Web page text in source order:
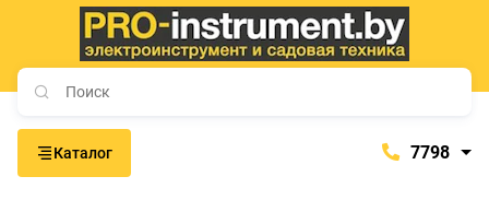
Каталог 7798